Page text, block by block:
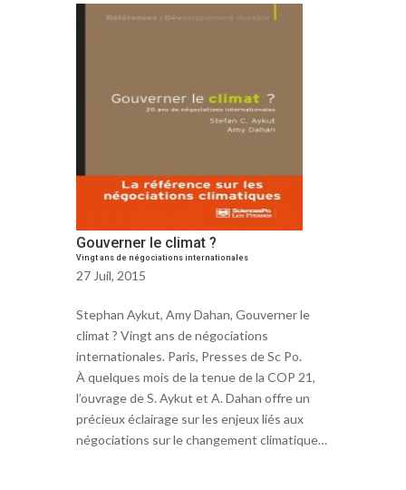
Gouverner le climat ?
Vingt ans de négociations internationales
27 Juil, 2015
Stephan Aykut, Amy Dahan, Gouverner le
climat ? Vingt ans de négociations
internationales. Paris, Presses de Sc Po.
À quelques mois de la tenue de la COP 21,
l’ouvrage de S. Aykut et A. Dahan offre un
précieux éclairage sur les enjeux liés aux
négociations sur le changement climatique…